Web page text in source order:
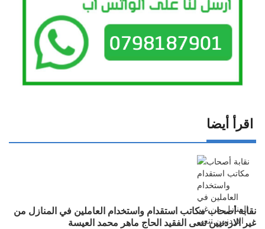
اقرأ أيضا
نقابة أصحاب مكاتب استقدام واستخدام العاملين في المنازل من
غير الاردنيين تنعى الفقيد الحاج ماهر محمد العيسة